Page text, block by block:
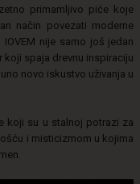
primamljivo piće koje
način povezati moderne
nije samo još jedan
spaja drevnu inspiraciju
novo iskustvo uživanja u
koji su u stalnoj potrazi za
i misticizmom u kojima